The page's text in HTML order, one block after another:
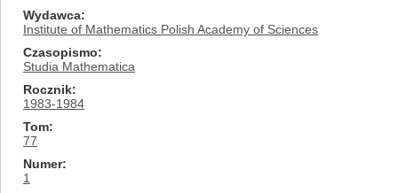
Wydawca
Institute of Mathematics Polish Academy of Sciences
Czasopismo
Studia Mathematica
Rocznik
1983-1984
Tom
77
Numer
1